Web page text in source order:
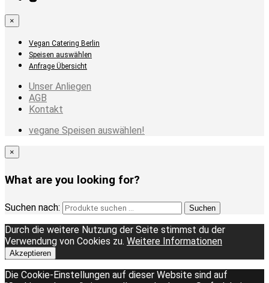
×
Vegan Catering Berlin
Speisen auswählen
Anfrage Übersicht
Unser Anliegen
AGB
Kontakt
vegane Speisen auswählen!
×
What are you looking for?
Suchen nach: Suchen
Durch die weitere Nutzung der Seite stimmst du der
Verwendung von Cookies zu. Weitere Informationen
Akzeptieren
Die Cookie-Einstellungen auf dieser Website sind auf